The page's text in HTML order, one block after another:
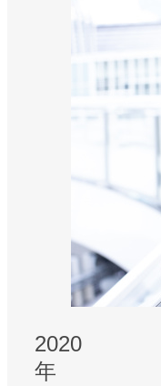
2020
年